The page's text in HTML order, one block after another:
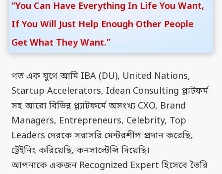
“You Can Have Everything In Life You Want,
If You Will Just Help Enough Other People
Get What They Want.”
গত এক যুগে আমি IBA (DU), United Nations,
Startup Accelerators, Idean Consulting প্লাটফর্ম
সহ আরো বিভিন্ন প্ল্যাটফর্মে অসংখ্য CXO, Brand
Managers, Entrepreneurs, Celebrity, Top
Leaders দেরকে সরাসরি মেন্টরশীপ প্রদান করেছি,
ট্রেইনিং করিয়েছি, কনসাল্টেন্সি দিয়েছি।
আপনাকে একজন Recognized Expert হিসেবে তৈরি